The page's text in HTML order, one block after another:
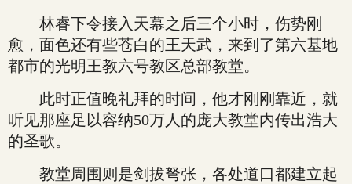
林睿下令接入天幕之后三个小时，伤势刚
愈，面色还有些苍白的王天武，来到了第六基地
都市的光明王教六号教区总部教堂。
此时正值晚礼拜的时间，他才刚刚靠近，就
听见那座足以容纳50万人的庞大教堂内传出浩大
的圣歌。
教堂周围则是剑拔弩张，各处道口都建立起